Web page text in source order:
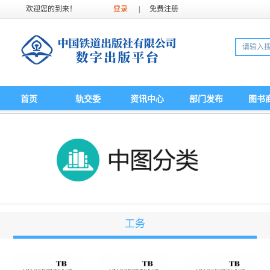
欢迎您的到来！ 登录 免费注册
首页 轨交委 资讯中心 部门发布 图书
工务